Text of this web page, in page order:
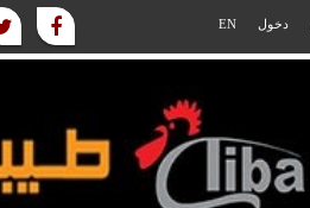
دخول EN